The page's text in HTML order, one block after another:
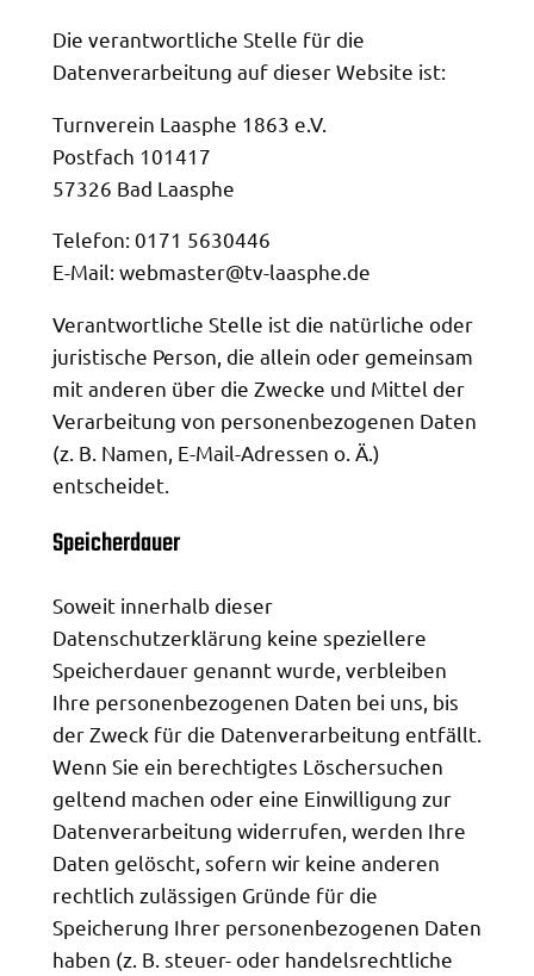
Die verantwortliche Stelle für die
Datenverarbeitung auf dieser Website ist:
Turnverein Laasphe 1863 e.V.
Postfach 101417
57326 Bad Laasphe
Telefon: 0171 5630446
E-Mail: webmaster@tv-laasphe.de
Verantwortliche Stelle ist die natürliche oder
juristische Person, die allein oder gemeinsam
mit anderen über die Zwecke und Mittel der
Verarbeitung von personenbezogenen Daten
(z. B. Namen, E-Mail-Adressen o. Ä.)
entscheidet.
Speicherdauer
Soweit innerhalb dieser
Datenschutzerklärung keine speziellere
Speicherdauer genannt wurde, verbleiben
Ihre personenbezogenen Daten bei uns, bis
der Zweck für die Datenverarbeitung entfällt.
Wenn Sie ein berechtigtes Löschersuchen
geltend machen oder eine Einwilligung zur
Datenverarbeitung widerrufen, werden Ihre
Daten gelöscht, sofern wir keine anderen
rechtlich zulässigen Gründe für die
Speicherung Ihrer personenbezogenen Daten
haben (z. B. steuer- oder handelsrechtliche